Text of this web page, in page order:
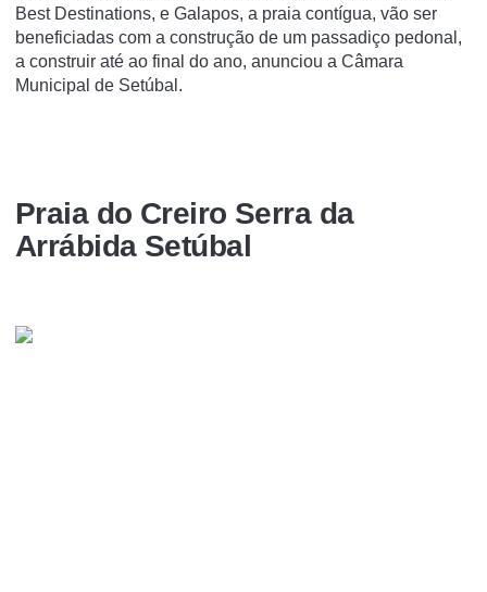
Best Destinations, e Galapos, a praia contígua, vão ser
beneficiadas com a construção de um passadiço pedonal,
a construir até ao final do ano, anunciou a Câmara
Municipal de Setúbal.
Praia do Creiro Serra da
Arrábida Setúbal